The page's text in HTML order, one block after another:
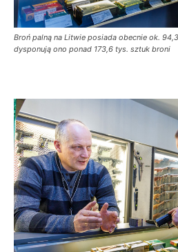
Broń palną na Litwie posiada obecnie ok.
dysponują ono ponad 173,6 tys. sztuk broni